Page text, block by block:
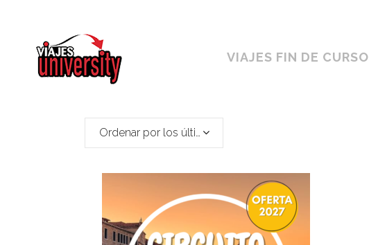
VIAJES FIN DE CURSO
Ordenar por los últimos